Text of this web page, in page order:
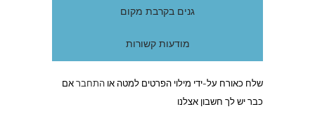
גנים בקרבת מקום
מודעות קשורות
שלח כאורח על-ידי מילוי הפרטים למטה או התחבראם
כבר יש לך חשבון אצלנו